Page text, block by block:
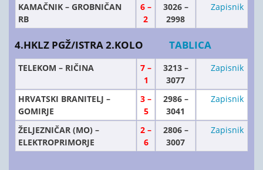
KAMAČNIK – GROBNIČAN
RB
6 –
2
3026 –
2998
Zapisnik
4.HKLZ PGŽ/ISTRA 2.KOLO TABLICA
TELEKOM – RIČINA
7 –
1
3213 –
3077
Zapisnik
HRVATSKI BRANITELJ –
GOMIRJE
3 –
5
2986 –
3041
Zapisnik
ŽELJEZNIČAR (MO) –
ELEKTROPRIMORJE
2 –
6
2806 –
3007
Zapisnik